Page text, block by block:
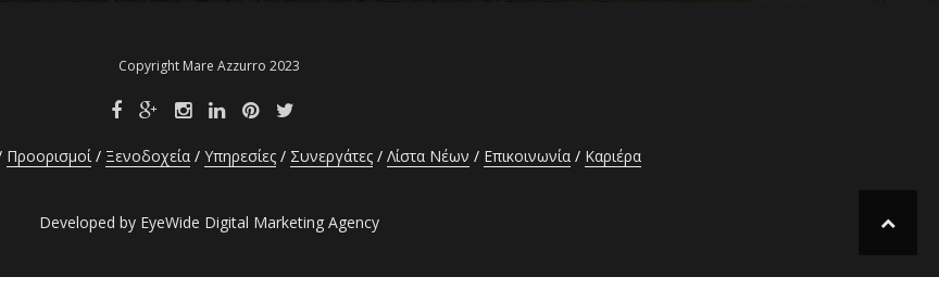
Copyright Mare Azzurro 2023
Προορισμοί Ξενοδοχεία Υπηρεσίες Συνεργάτες Λίστα Νέων Επικοινωνία Καριέρα
Developed by EyeWide Digital Marketing Agency